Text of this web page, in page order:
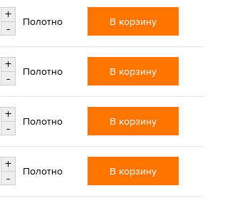
+
-
Полотно В корзину
+
-
Полотно В корзину
+
-
Полотно В корзину
+
-
Полотно В корзину